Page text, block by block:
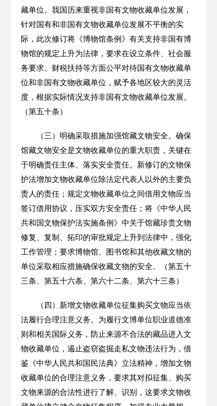
藏单位。我国历来重视非国有文物收藏单位发展，
针对国有和非国有文物收藏单位发展不平衡的实
际，此次修订将《博物馆条例》有关支持非国有博
物馆的规定上升为法律，要求在设立条件、社会服
务要求、财税扶持等方面公平对待国有文物收藏单
位和非国有文物收藏单位，赋予各地区较大的灵活
度，根据实际情况支持非国有文物收藏单位发展。
（第五十条）
（三）明确采取措施加强馆藏文物安全。确保
馆藏文物安全是文物收藏单位的重大职责，关键在
于明确责任主体、落实安全责任。新修订的文物保
护法增加文物收藏单位除法定代表人以外的主要负
责人的责任；规定文物收藏单位之间借用文物应当
签订借用协议，压实双方安全责任；将《中华人民
共和国文物保护法实施条例》中关于馆藏珍贵文物
修复、复制、拓印的审批规定上升到法律中，强化
工作管理；要求博物馆、图书馆和其他收藏文物的
单位采取相应措施确保收藏文物的安全。（第五十
三条、第五十六条、第六十二条、第六十三条）
（四）新增文物收藏单位征集购买文物应当依
法履行合理注意义务。为履行文博单位职业道德准
则和相关国际义务，防止来源不合法的藏品进入文
物收藏单位，遏止盗窃盗掘走私文物违法行为，借
鉴《中华人民共和国民法典》立法精神，增加文物
收藏单位的合理注意义务，要求其对拟征集、购买
文物来源的合法性进行了解、识别，这要求文物收